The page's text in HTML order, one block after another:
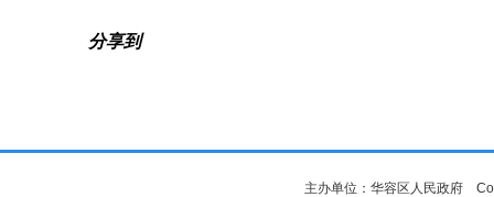
分享到
主办单位：华容区人民政府